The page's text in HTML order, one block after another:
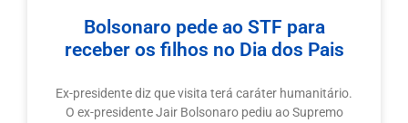
Bolsonaro pede ao STF para
receber os filhos no Dia dos Pais
Ex-presidente diz que visita terá caráter humanitário.
O ex-presidente Jair Bolsonaro pediu ao Supremo